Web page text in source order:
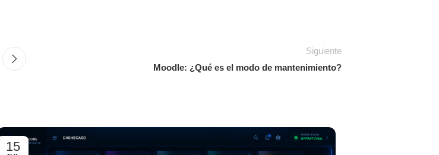
Siguiente
Moodle: ¿Qué es el modo de mantenimiento?
15